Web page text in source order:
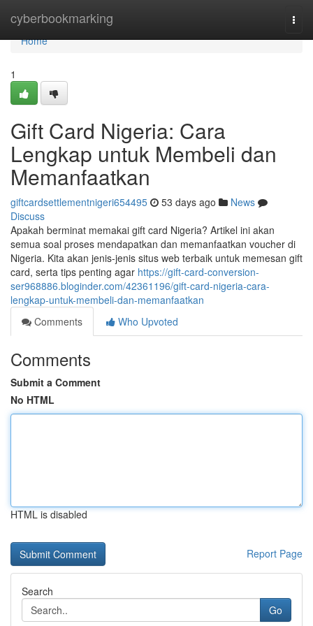
cyberbookmarking
Home
Home
1
Gift Card Nigeria: Cara
Lengkap untuk Membeli dan
Memanfaatkan
giftcardsettlementnigeri654495 53 days ago
News
Discuss
Apakah berminat memakai gift card Nigeria? Artikel ini akan
semua soal proses mendapatkan dan memanfaatkan voucher di
Nigeria. Kita akan jenis-jenis situs web terbaik untuk memesan gift
card, serta tips penting agar https://gift-card-conversion-
ser968886.bloginder.com/42361196/gift-card-nigeria-cara-
lengkap-untuk-membeli-dan-memanfaatkan
Comments
Who Upvoted
Comments
Submit a Comment
No HTML
HTML is disabled
Report Page
Search
Go